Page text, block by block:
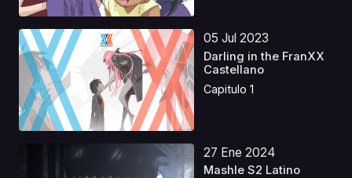
05 Jul 2023
Darling in the FranXX
Castellano
Capitulo 1
27 Ene 2024
Mashle S2 Latino